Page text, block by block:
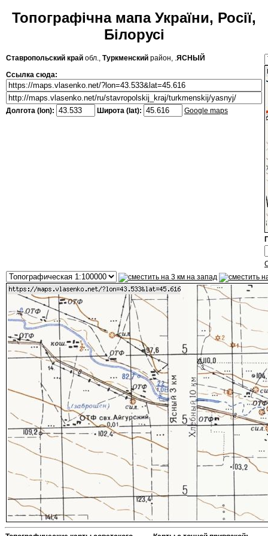
Топографічна мапа України, Росії,
Білорусі
Ставропольский край обл., Туркменский район, .ЯСНЫЙ
Ссылка сюда:
Долгота (lon): Широта (lat): Google maps